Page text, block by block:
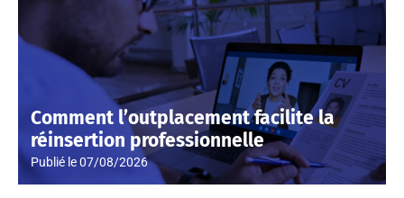
Comment l’outplacement facilite la
réinsertion professionnelle
Publié le07/08/2026